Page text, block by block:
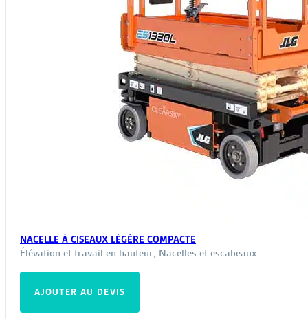
NACELLE À CISEAUX LÉGÈRE COMPACTE
Élévation et travail en hauteur, Nacelles et escabeaux
AJOUTER AU DEVIS